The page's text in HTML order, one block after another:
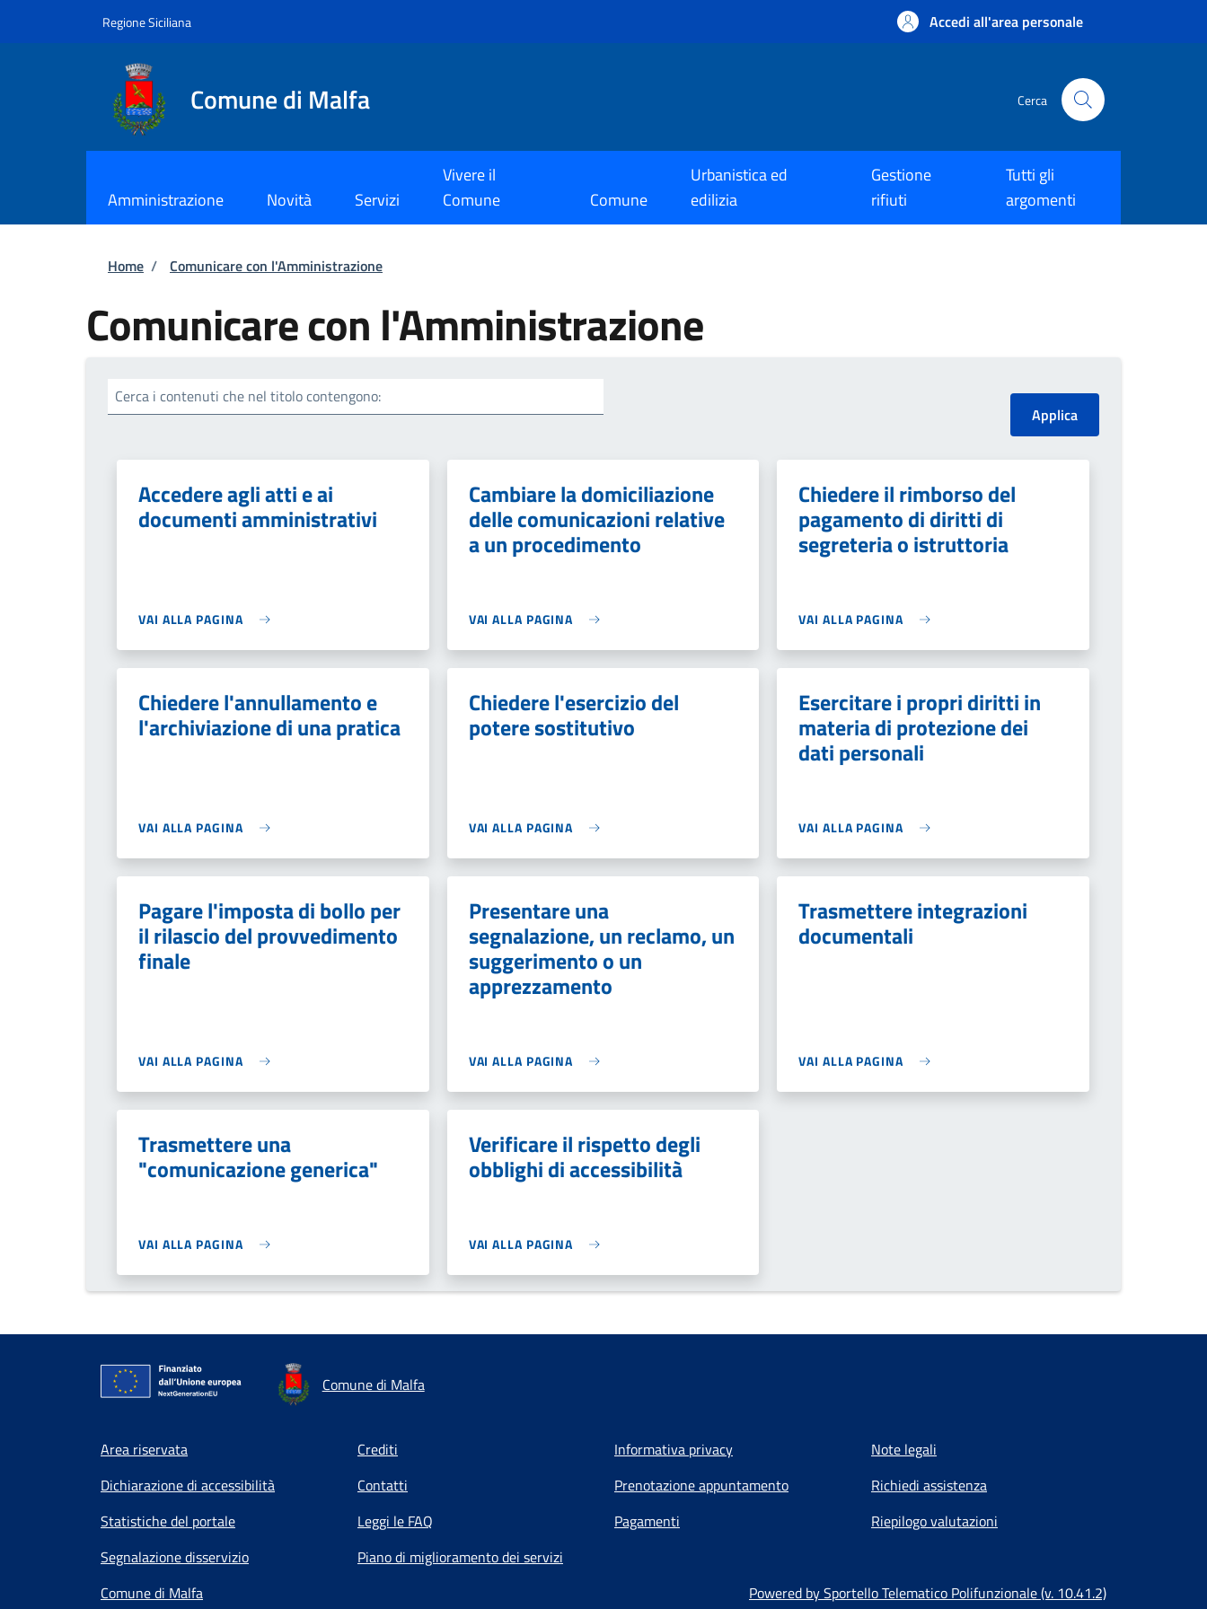
Regione Siciliana Accedi all'area personale
Comune di Malfa Cerca
Amministrazione Novità Servizi
Vivere il
Comune
Comune
Urbanistica ed
edilizia
Gestione
rifiuti
Tutti gli
argomenti
Briciole di pane
Home / Comunicare con l'Amministrazione
Comunicare con l'Amministrazione
Cerca i contenuti che nel titolo contengono:
Accedere agli atti e ai
documenti amministrativi
VAI ALLA PAGINA
Cambiare la domiciliazione
delle comunicazioni relative
a un procedimento
VAI ALLA PAGINA
Chiedere il rimborso del
pagamento di diritti di
segreteria o istruttoria
VAI ALLA PAGINA
Chiedere l'annullamento e
l'archiviazione di una pratica
VAI ALLA PAGINA
Chiedere l'esercizio del
potere sostitutivo
VAI ALLA PAGINA
Esercitare i propri diritti in
materia di protezione dei
dati personali
VAI ALLA PAGINA
Pagare l'imposta di bollo per
il rilascio del provvedimento
finale
VAI ALLA PAGINA
Presentare una
segnalazione, un reclamo, un
suggerimento o un
apprezzamento
VAI ALLA PAGINA
Trasmettere integrazioni
documentali
VAI ALLA PAGINA
Trasmettere una
"comunicazione generica"
VAI ALLA PAGINA
Verificare il rispetto degli
obblighi di accessibilità
VAI ALLA PAGINA
Comune di Malfa
Footer menu
Area riservata Crediti Informativa privacy
Note legali
Dichiarazione di accessibilità
Contatti Prenotazione appuntamento
Richiedi assistenza
Statistiche del portale
Leggi le FAQ Pagamenti
Riepilogo valutazioni
Segnalazione disservizio
Piano di miglioramento dei servizi
Comune di Malfa
Powered by Sportello Telematico Polifunzionale (v. 10.41.2)